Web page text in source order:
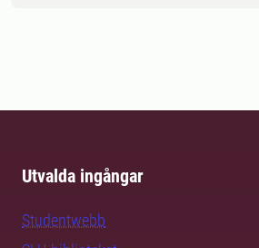
Utvalda ingångar
Studentwebb